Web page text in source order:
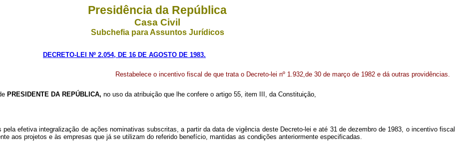
Presidência da República
Casa Civil
Subchefia para Assuntos Jurídicos
DECRETO-LEI Nº 2.054, DE 16 DE AGOSTO DE 1983.
Restabelece o incentivo fiscal de que trata o Decreto-lei nº 1.932,de 30 de março de 1982 e dá outras providências.
PRESIDENTE DA REPÚBLICA, no uso da atribuição que lhe confere o artigo 55, item III, da Constituição,
efetiva integralização de ações nominativas subscritas, a partir da data de vigência deste Decreto-lei e até 31 de dezembro de 1983, o incentivo fiscal
aos projetos e às empresas que já se utilizam do referido benefício, mantidas as condições anteriormente especificadas.